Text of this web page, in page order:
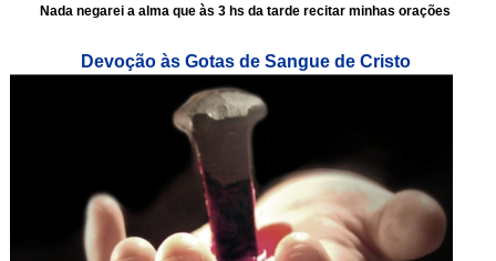
Nada negarei a alma que às 3 hs da tarde recitar minhas orações
Devoção às Gotas de Sangue de Cristo